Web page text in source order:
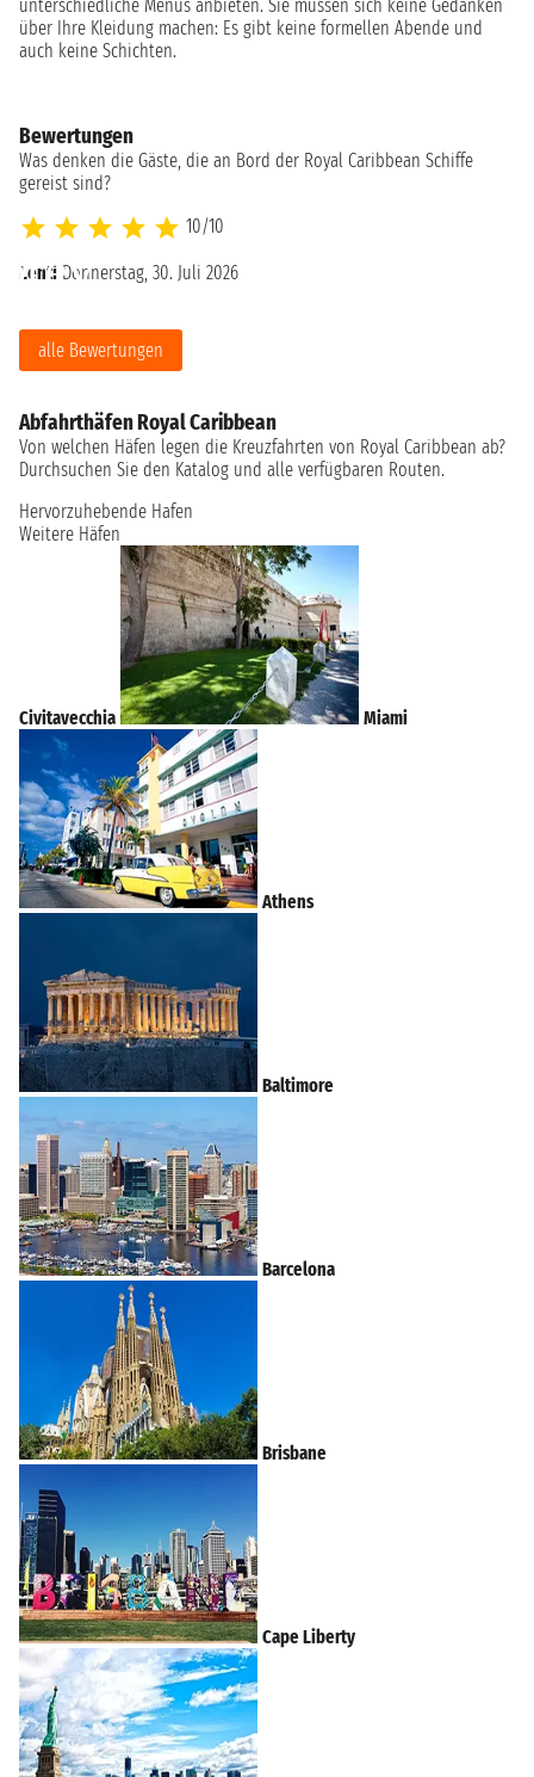
unterschiedliche Menüs anbieten. Sie müssen sich keine Gedanken
über Ihre Kleidung machen: Es gibt keine formellen Abende und
auch keine Schichten.
Bewertungen
Was denken die Gäste, die an Bord der Royal Caribbean Schiffe
gereist sind?
10/10
Lenti Donnerstag, 30. Juli 2026
alle Bewertungen
Abfahrthäfen Royal Caribbean
Von welchen Häfen legen die Kreuzfahrten von Royal Caribbean ab?
Durchsuchen Sie den Katalog und alle verfügbaren Routen.
Hervorzuhebende Hafen
Weitere Häfen
Civitavecchia Miami
Athens
Baltimore
Barcelona
Brisbane
Cape Liberty